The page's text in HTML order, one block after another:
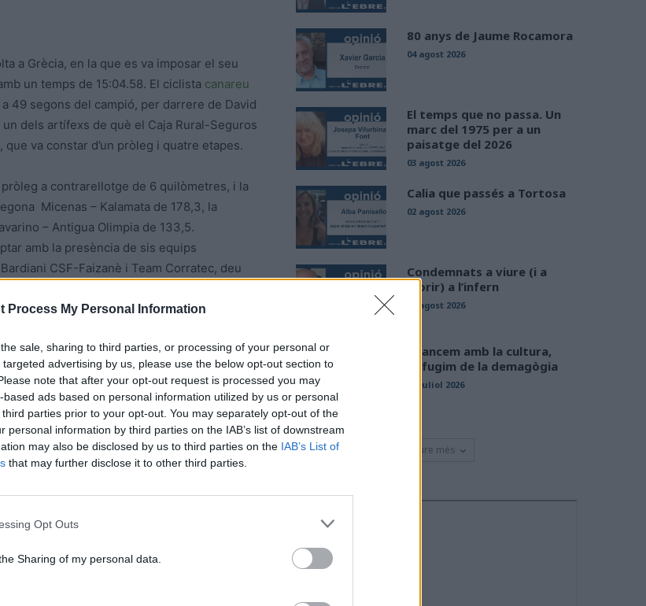
Process My Personal Information
sale, sharing to third parties, or processing of your personal or
advertising by us, please use the below opt-out section to
note that after your opt-out request is processed you may
ads based on personal information utilized by us or personal
parties prior to your opt-out. You may separately opt-out of the
personal information by third parties on the IAB’s list of downstream
may also be disclosed by us to third parties on the IAB’s List of
that may further disclose it to other third parties.
Opt Outs
Sharing of my personal data.
a Grècia, en la que es va imposar el seu
un temps de 15:04.58. El ciclista canareu
49 segons del campió, per darrere de David
dels artífexs de què el Caja Rural-Seguros
va constar d’un pròleg i quatre etapes.
pròleg a contrarellotge de 6 quilòmetres, i la
Micenas – Kalamata de 178,3, la
– Antigua Olimpia de 133,5.
amb la presència de sis equips
CSF-Faizanè i Team Corratec, deu
Article següent
80 anys de Jaume Rocamora
04 agost 2026
El temps que no passa. Un
marc del 1975 per a un
paisatge del 2026
03 agost 2026
Calia que passés a Tortosa
02 agost 2026
Condemnats a viure (i a
morir) a l’infern
01 agost 2026
Avancem amb la cultura,
defugim de la demagògia
31 juliol 2026
Veure més